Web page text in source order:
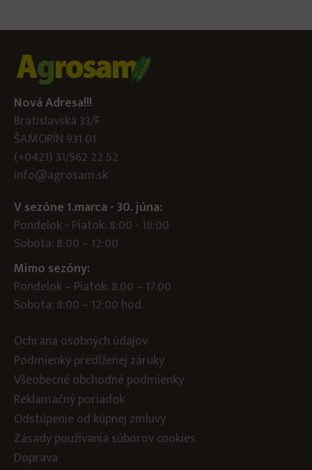
Nová Adresa!!!
Bratislavská 33/F
ŠAMORÍN 931 01
(+0421) 31/562 22 52
info@agrosam.sk
V sezóne 1.marca - 30. júna:
Pondelok - Piatok: 8:00 - 18:00
Sobota: 8:00 – 12:00
Mimo sezóny:
Pondelok – Piatok: 8.00 – 17.00
Sobota: 8:00 – 12:00 hod.
Ochrana osobných údajov
Podmienky predĺženej záruky
Všeobecné obchodné podmienky
Reklamačný poriadok
Odstúpenie od kúpnej zmluvy
Zásady používania súborov cookies
Doprava